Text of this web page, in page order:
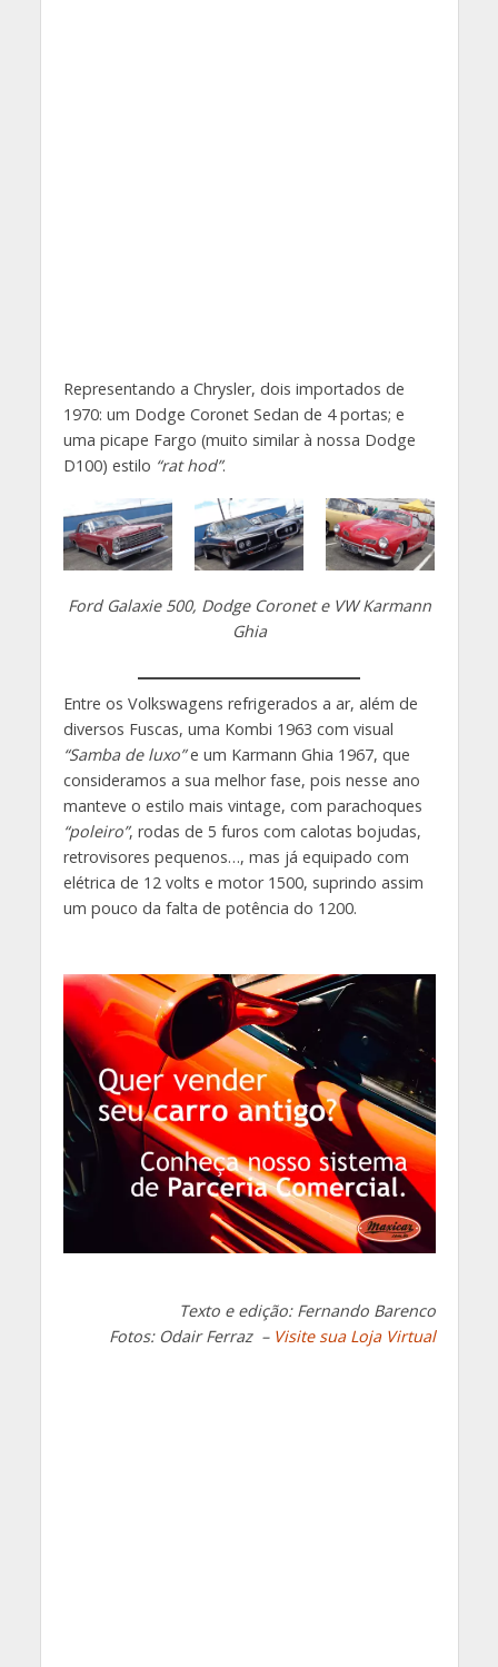
Representando a Chrysler, dois importados de
1970: um Dodge Coronet Sedan de 4 portas; e
uma picape Fargo (muito similar à nossa Dodge
D100) estilo “rat hod”.
Ford Galaxie 500, Dodge Coronet e VW Karmann
Ghia
Entre os Volkswagens refrigerados a ar, além de
diversos Fuscas, uma Kombi 1963 com visual
“Samba de luxo”e um Karmann Ghia 1967, que
consideramos a sua melhor fase, pois nesse ano
manteve o estilo mais vintage, com parachoques
“poleiro”, rodas de 5 furos com calotas bojudas,
retrovisores pequenos…, mas já equipado com
elétrica de 12 volts e motor 1500, suprindo assim
um pouco da falta de potência do 1200.
Texto e edição: Fernando Barenco
Fotos: Odair Ferraz – Visite sua Loja Virtual